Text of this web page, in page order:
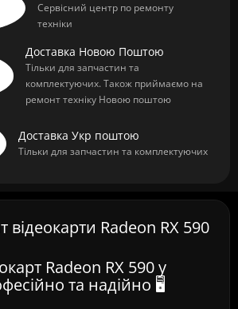
Сервісний центр по ремонту
техніки
Доставка Новою Поштою
Тільки для запчастин та
комплектуючих. Також приймаємо на
ремонт техніку Новою поштою
Доставка Укр поштою
Тільки для запчастин та комплектуючих
Radeon RX 590
Radeon RX 590 у
та надійно 🖥️